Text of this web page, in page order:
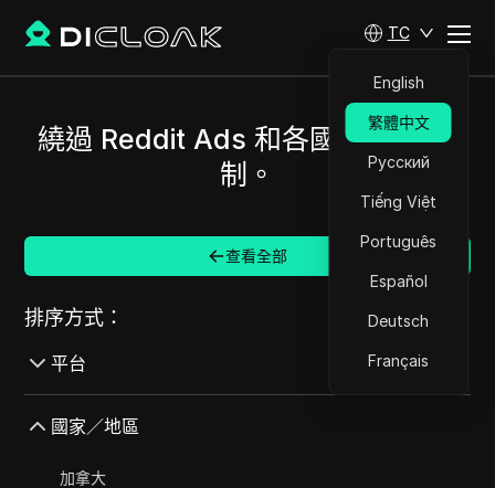
TC
English
繁體中文
Русский
Tiếng Việt
Português
Español
Deutsch
Français
繞過 Reddit Ads 和各國/地區的限
制。
查看全部
排序方式：
平台
AdMob
國家／地區
加拿大